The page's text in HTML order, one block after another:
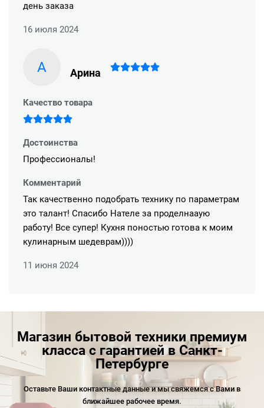
день заказа
16 июля 2024
А Арина
Качество товара
Достоинства
Профессионалы!
Комментарий
Так качественно подобрать технику по параметрам
это талант! Спасибо Нателе за проделнааую
работу! Все супер! Кухня поностью готова к моим
кулинарным шедеврам))))
11 июня 2024
Магазин бытовой техники премиум
класса с гарантией в Санкт-
Петербурге
Оставьте Ваши контактные данные и мы свяжемся с Вами в
ближайшее рабочее время.